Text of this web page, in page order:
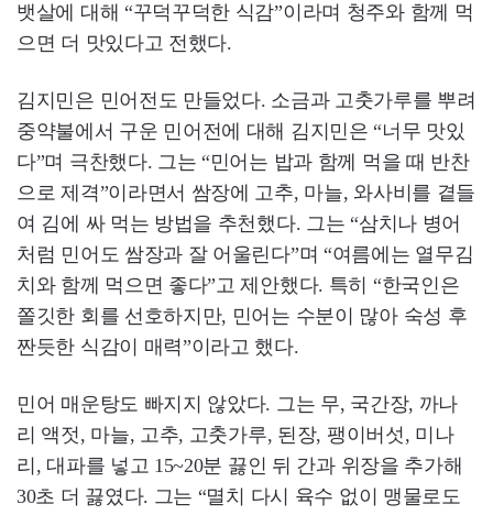
뱃살에 대해 “꾸덕꾸덕한 식감”이라며 청주와 함께 먹
으면 더 맛있다고 전했다.
김지민은 민어전도 만들었다. 소금과 고춧가루를 뿌려
중약불에서 구운 민어전에 대해 김지민은 “너무 맛있
다”며 극찬했다. 그는 “민어는 밥과 함께 먹을 때 반찬
으로 제격”이라면서 쌈장에 고추, 마늘, 와사비를 곁들
여 김에 싸 먹는 방법을 추천했다. 그는 “삼치나 병어
처럼 민어도 쌈장과 잘 어울린다”며 “여름에는 열무김
치와 함께 먹으면 좋다”고 제안했다. 특히 “한국인은
쫄깃한 회를 선호하지만, 민어는 수분이 많아 숙성 후
짠듯한 식감이 매력”이라고 했다.
민어 매운탕도 빠지지 않았다. 그는 무, 국간장, 까나
리 액젓, 마늘, 고추, 고춧가루, 된장, 팽이버섯, 미나
리, 대파를 넣고 15~20분 끓인 뒤 간과 위장을 추가해
30초 더 끓였다. 그는 “멸치 다시 육수 없이 맹물로도